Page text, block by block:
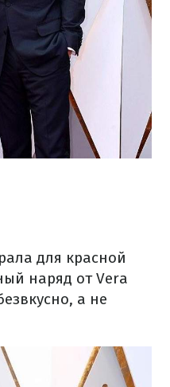
для красной
наряд от Vera
а не